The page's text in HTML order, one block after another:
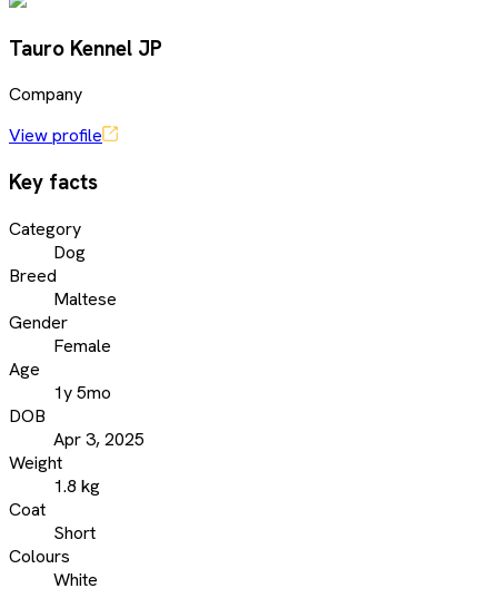
Tauro Kennel JP
Company
View profile
Key facts
Category
Dog
Breed
Maltese
Gender
Female
Age
1y 5mo
DOB
Apr 3, 2025
Weight
1.8 kg
Coat
Short
Colours
White